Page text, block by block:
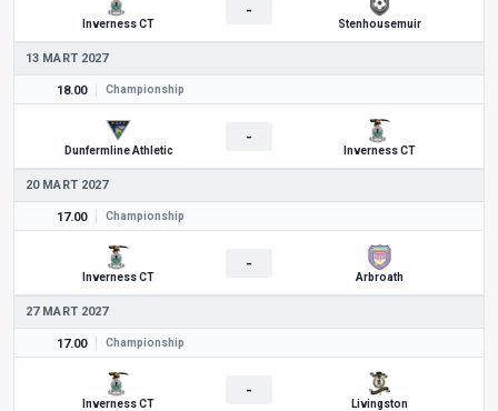
Inverness CT
-
Stenhousemuir
13 MART 2027
18.00 Championship
Dunfermline Athletic
-
Inverness CT
20 MART 2027
17.00 Championship
Inverness CT
-
Arbroath
27 MART 2027
17.00 Championship
Inverness CT
-
Livingston